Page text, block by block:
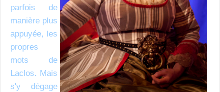
parfois de
manière plus
appuyée, les
propres
mots de
Laclos. Mais
s'y dégage